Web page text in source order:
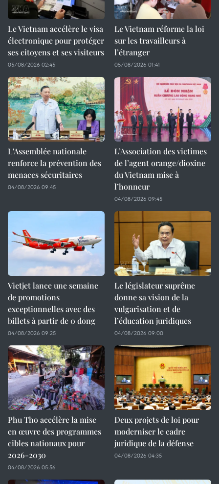
Le Vietnam accélère le visa
électronique pour protéger
ses citoyens et ses visiteurs
05/08/2026 02:45
Le Vietnam réforme la loi
sur les travailleurs à
l’étranger
05/08/2026 01:41
L'Assemblée nationale
renforce la prévention des
menaces sécuritaires
04/08/2026 09:45
L’Association des victimes
de l’agent orange/dioxine
du Vietnam mise à
l’honneur
04/08/2026 09:45
Vietjet lance une semaine
de promotions
exceptionnelles avec des
billets à partir de 0 dong
04/08/2026 09:25
Le législateur suprême
donne sa vision de la
vulgarisation et de
l’éducation juridiques
04/08/2026 09:00
Phu Tho accélère la mise
en œuvre des programmes
cibles nationaux pour
2026-2030
04/08/2026 05:56
Deux projets de loi pour
moderniser le cadre
juridique de la défense
04/08/2026 04:35